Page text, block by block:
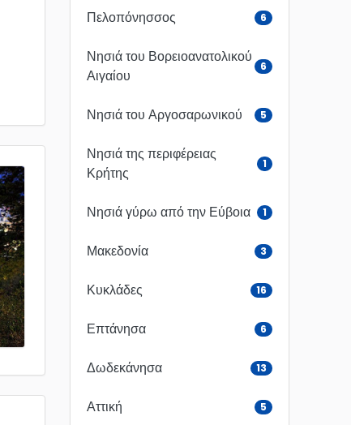
Πελοπόνησσος 6
Νησιά του Βορειοανατολικού
Αιγαίου
6
Νησιά του Αργοσαρωνικού 5
Νησιά της περιφέρειας
Κρήτης
1
Νησιά γύρω από την Εύβοια 1
Μακεδονία 3
Κυκλάδες 16
Επτάνησα 6
Δωδεκάνησα 13
Αττική 5